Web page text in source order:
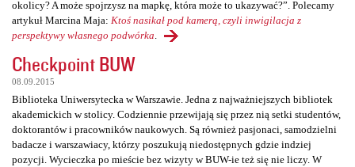
okolicy? A może spojrzysz na mapkę, która może to ukazywać?”. Polecamy
artykuł Marcina Maja: Ktoś nasikał pod kamerą, czyli inwigilacja z
perspektywy własnego podwórka
Checkpoint BUW
08.09.2015
Biblioteka Uniwersytecka w Warszawie. Jedna z najważniejszych bibliotek
akademickich w stolicy. Codziennie przewijają się przez nią setki studentów,
doktorantów i pracowników naukowych. Są również pasjonaci, samodzielni
badacze i warszawiacy, którzy poszukują niedostępnych gdzie indziej
pozycji. Wycieczka po mieście bez wizyty w BUW-ie też się nie liczy. W